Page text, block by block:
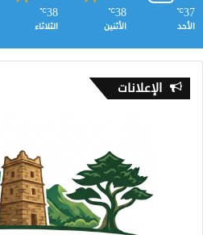
37
℃
الأحد
38
℃
الأثنين
38
℃
الثلاثاء
الإعلانات